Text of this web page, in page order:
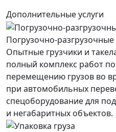
Дополнительные услуги
Погрузочно-
Опытные грузчики и
полный комплекс работ
перемещению грузов во
при автомобильных
спецоборудование для
и негабаритных объектов.